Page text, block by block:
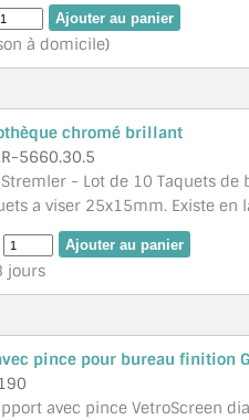
à domicile)
chromé brillant
5660.30.5
- Lot de 10 Taquets
a viser 25x15mm. Existe en
jours
pince pour bureau finition
avec pince VetroScreen